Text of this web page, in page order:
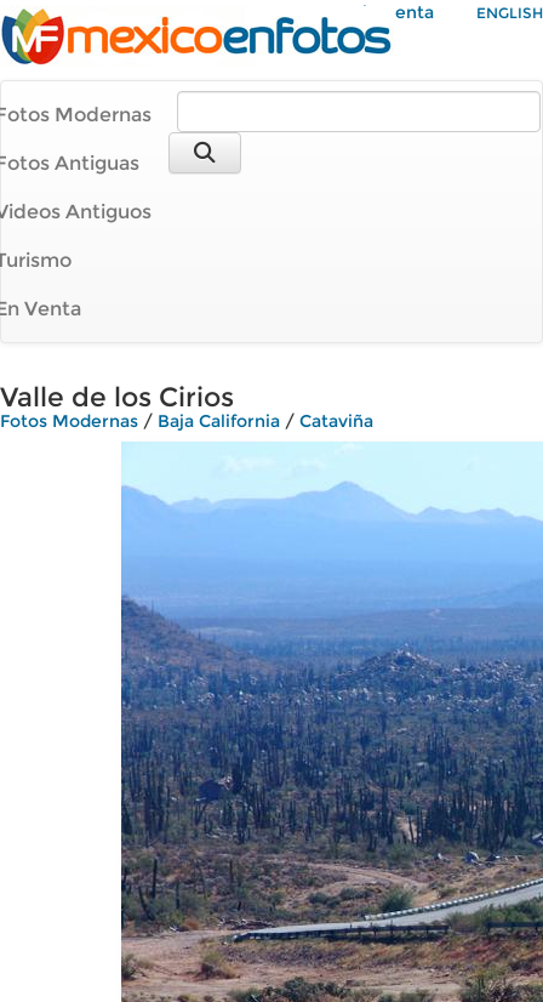
Mi Cuenta ENGLISH
Modernas
Antiguas
Antiguos
Venta
Valle de los Cirios
Fotos Modernas / Baja California / Cataviña